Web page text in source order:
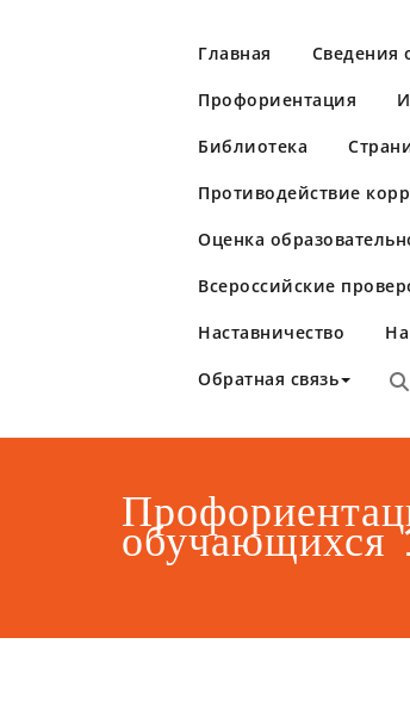
Школа №86
Главная Сведения
Профориентация
Библиотека
Противодействие
Оценка
Всероссийские
Наставничество
Обратная связь
обучающихся